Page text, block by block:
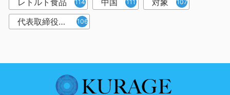
レトルト食品 114 中国 111 対象 107
代表取締役社長 106